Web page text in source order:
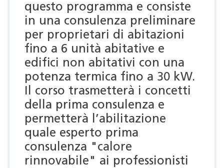
questo programma e consiste
in una consulenza preliminare
per proprietari di abitazioni
fino a 6 unità abitative e
edifici non abitativi con una
potenza termica fino a 30 kW.
Il corso trasmetterà i concetti
della prima consulenza e
permetterà l’abilitazione
quale esperto prima
consulenza "calore
rinnovabile" ai professionisti